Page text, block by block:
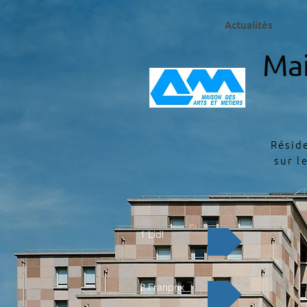
Actualités
sur
1 Lidl
2 Franprix